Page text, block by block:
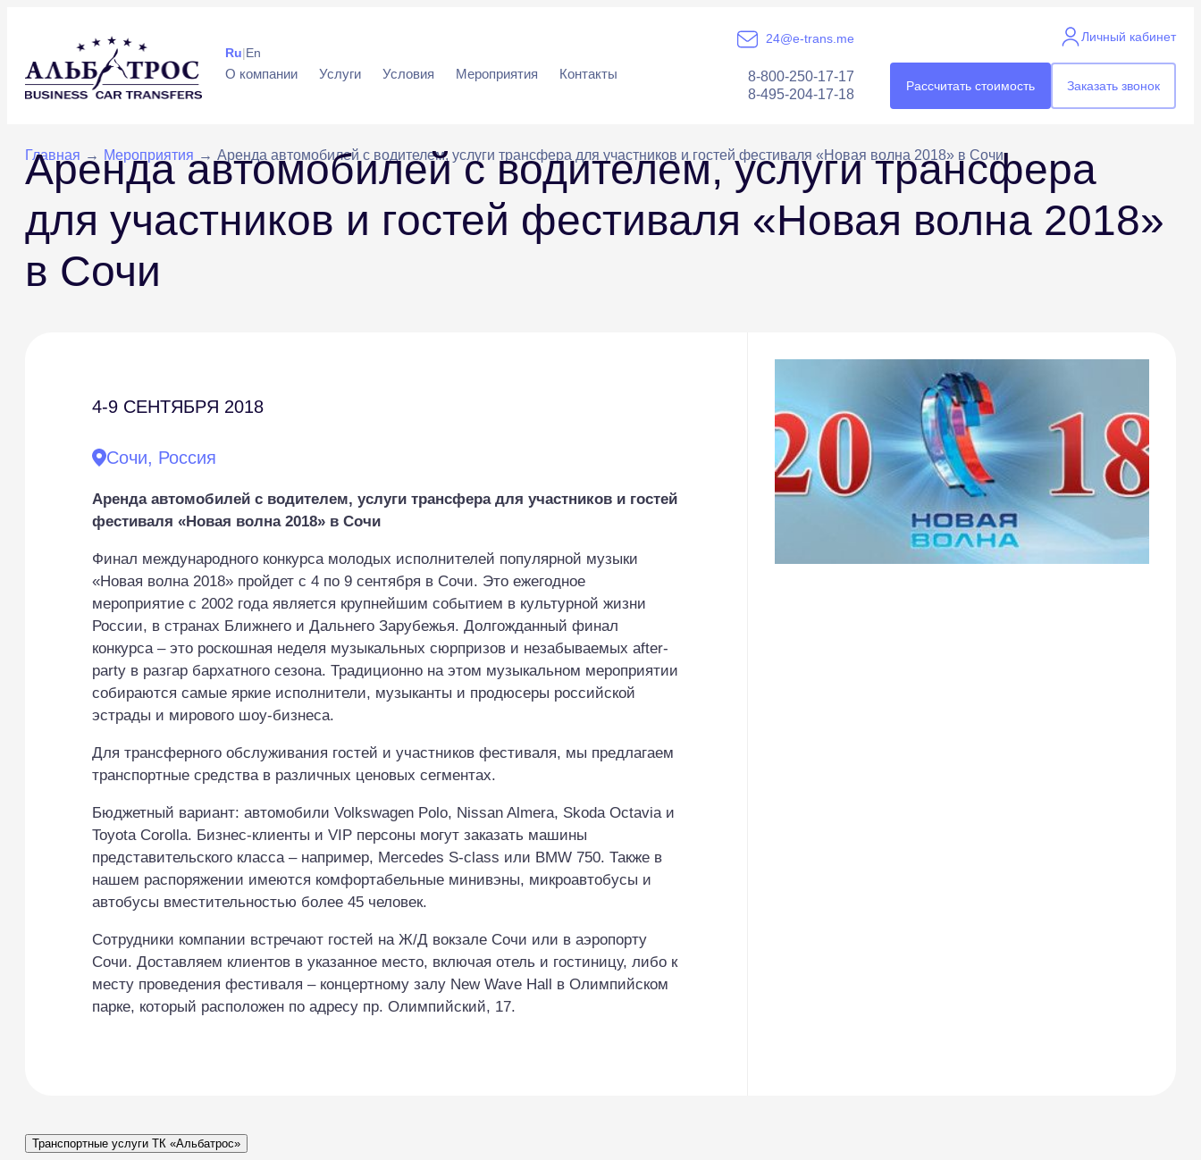
Ru|En
О компании Услуги Условия Мероприятия Контакты
24@e-trans.me Личный кабинет
8-800-250-17-17
8-495-204-17-18
Рассчитать стоимость Заказать звонок
Главная → Мероприятия → Аренда автомобилей с водителем, услуги трансфера для участников и гостей фестиваля «Новая волна 2018» в Сочи
Аренда автомобилей с водителем, услуги трансфера
для участников и гостей фестиваля «Новая волна 2018»
в Сочи
4-9 СЕНТЯБРЯ 2018
Сочи, Россия
Аренда автомобилей с водителем, услуги трансфера для участников и гостей
фестиваля «Новая волна 2018» в Сочи
Финал международного конкурса молодых исполнителей популярной музыки
«Новая волна 2018» пройдет с 4 по 9 сентября в Сочи. Это ежегодное
мероприятие с 2002 года является крупнейшим событием в культурной жизни
России, в странах Ближнего и Дальнего Зарубежья. Долгожданный финал
конкурса – это роскошная неделя музыкальных сюрпризов и незабываемых after-
party в разгар бархатного сезона. Традиционно на этом музыкальном мероприятии
собираются самые яркие исполнители, музыканты и продюсеры российской
эстрады и мирового шоу-бизнеса.
Для трансферного обслуживания гостей и участников фестиваля, мы предлагаем
транспортные средства в различных ценовых сегментах.
Бюджетный вариант: автомобили Volkswagen Polo, Nissan Almera, Skoda Octavia и
Toyota Corolla. Бизнес-клиенты и VIP персоны могут заказать машины
представительского класса – например, Mercedes S-class или BMW 750. Также в
нашем распоряжении имеются комфортабельные минивэны, микроавтобусы и
автобусы вместительностью более 45 человек.
Сотрудники компании встречают гостей на Ж/Д вокзале Сочи или в аэропорту
Сочи. Доставляем клиентов в указанное место, включая отель и гостиницу, либо к
месту проведения фестиваля – концертному залу New Wave Hall в Олимпийском
парке, который расположен по адресу пр. Олимпийский, 17.
Транспортные услуги ТК «Альбатрос»